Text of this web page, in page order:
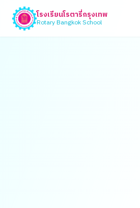
โรงเรียนโรตารี่กรุงเทพ
Rotary Bangkok School